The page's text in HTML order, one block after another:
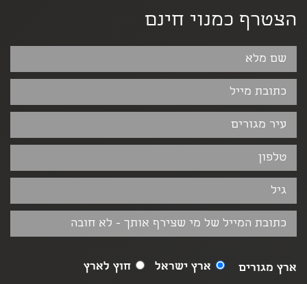
הצטרף כמנוי חינם
ארץ מגורים ארץ ישראל חוץ לארץ